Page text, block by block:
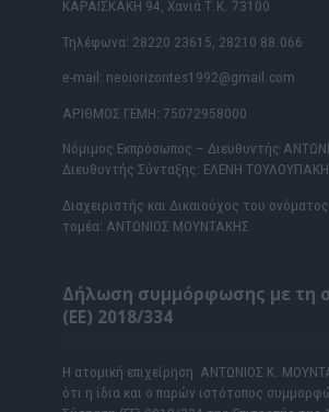
ΚΑΡΑΪΣΚΑΚΗ 94, Χανιά Τ.Κ. 73100
Τηλέφωνα: 28220 23615, 28210 88.066
e-mail: neoiorizontes1992@gmail.com
ΑΡΙΘΜΟΣ ΓΕΜΗ: 75072958000
Νόμιμος Εκπρόσωπος – Διευθυντής
Διευθυντής Σύνταξης: ΕΛΕΝΗ ΤΟΥΛΟΥΠΑΚΗ
Διαχειριστής και Δικαιούχος του ονόματος
τομέα: ΑΝΤΩΝΙΟΣ ΜΟΥΝΤΑΚΗΣ
Δήλωση συμμόρφωσης με τη
(ΕΕ) 2018/334
Η ατομική επιχείρηση ΑΝΤΩΝΙΟΣ Κ.
ότι η ίδια και ο παρών ιστότοπος